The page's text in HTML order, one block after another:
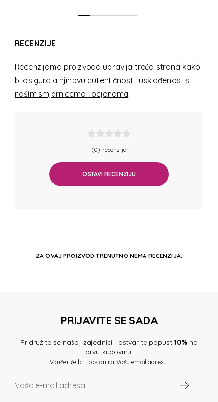
RECENZIJE
Recenzijama proizvoda upravlja treća strana kako
bi osigurala njihovu autentičnost i usklađenost s
našim smjernicama i ocjenama.
(0) recenzija
OSTAVI RECENZIJU
ZA OVAJ PROIZVOD TRENUTNO NEMA RECENZIJA.
PRIJAVITE SE SADA
Pridružite se našoj zajednici i ostvarite popust10%na
prvu kupovinu.
Vaučer će biti poslan na Vašu email adresu.